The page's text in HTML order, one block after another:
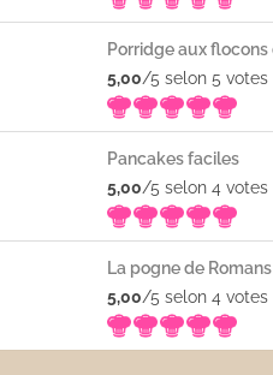
5,00/5 selon 5 votes
Pancakes faciles
5,00/5 selon 4 votes
La pogne de Romans
5,00/5 selon 4 votes